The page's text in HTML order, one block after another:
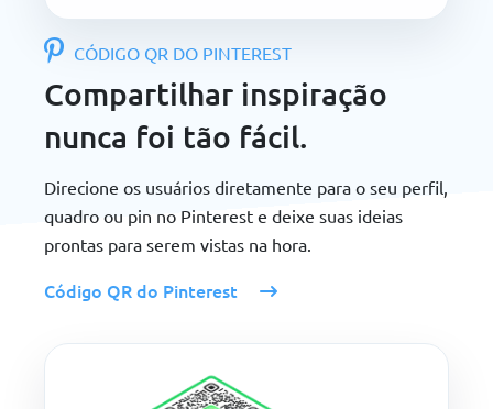
CÓDIGO QR DO PINTEREST
Compartilhar inspiração
nunca foi tão fácil.
Direcione os usuários diretamente para o seu perfil,
quadro ou pin no Pinterest e deixe suas ideias
prontas para serem vistas na hora.
Código QR do Pinterest